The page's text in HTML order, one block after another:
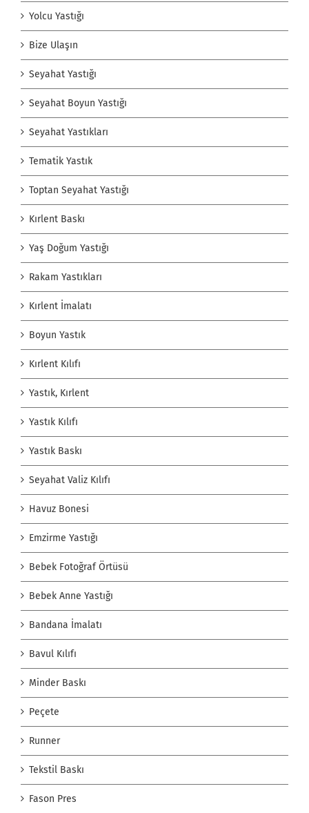
Yolcu Yastığı
Bize Ulaşın
Seyahat Yastığı
Seyahat Boyun Yastığı
Seyahat Yastıkları
Tematik Yastık
Toptan Seyahat Yastığı
Kırlent Baskı
Yaş Doğum Yastığı
Rakam Yastıkları
Kırlent İmalatı
Boyun Yastık
Kırlent Kılıfı
Yastık, Kırlent
Yastık Kılıfı
Yastık Baskı
Seyahat Valiz Kılıfı
Havuz Bonesi
Emzirme Yastığı
Bebek Fotoğraf Örtüsü
Bebek Anne Yastığı
Bandana İmalatı
Bavul Kılıfı
Minder Baskı
Peçete
Runner
Tekstil Baskı
Fason Pres